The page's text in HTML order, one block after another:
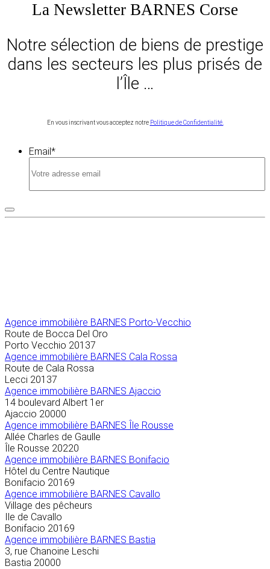
La Newsletter BARNES Corse
Notre sélection de biens de prestige
dans les secteurs les plus prisés de
l’Île …
En vous inscrivant vous acceptez notre Politique de Confidentialité.
Email*
Agence immobilière BARNES Porto-Vecchio
Route de Bocca Del Oro
Porto Vecchio 20137
Agence immobilière BARNES Cala Rossa
Route de Cala Rossa
Lecci 20137
Agence immobilière BARNES Ajaccio
14 boulevard Albert 1er
Ajaccio 20000
Agence immobilière BARNES Île Rousse
Allée Charles de Gaulle
Île Rousse 20220
Agence immobilière BARNES Bonifacio
Hôtel du Centre Nautique
Bonifacio 20169
Agence immobilière BARNES Cavallo
Village des pêcheurs
Ile de Cavallo
Bonifacio 20169
Agence immobilière BARNES Bastia
3, rue Chanoine Leschi
Bastia 20000